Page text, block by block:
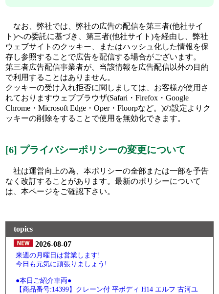
なお、弊社では、弊社の広告の配信を第三者(他社サイ
ト)への委託に基づき、第三者(他社サイト)を経由し、弊社
ウェブサイトのクッキー、またはハッシュ化した情報を保
存し参照することで広告を配信する場合がございます。
第三者広告配信事業者が、当該情報を広告配信以外の目的
で利用することはありません。
クッキーの受け入れ拒否に関しましては、お客様が使用さ
れておりますウェブブラウザ(Safari・Firefox・Google
Chrome・Microsoft Edge・Oper・Floorpなど。)の設定よりク
ッキーの削除をすることで使用を無効化できます。
[6] プライバシーポリシーの変更について
社は運営向上の為、本ポリシーの全部または一部を予告
なく改訂することがあります。最新のポリシーについて
は、本ページをご確認下さい。
topics
2026-08-07
来週の月曜日は営業します!
今日も元気に頑張りましょう!
●本日ご紹介車両●
【商品番号:14399】クレーン付 平ボディ H14 エルフ 古河ユ